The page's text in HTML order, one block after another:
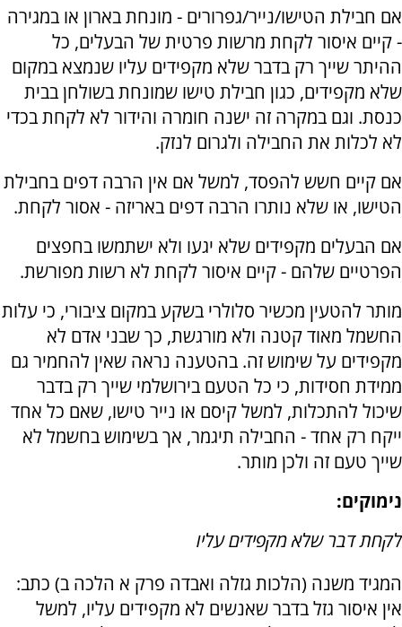
אם חבילת הטישו/נייר/גפרורים - מונחת בארון או במגירה
- קיים איסור לקחת מרשות פרטית של הבעלים, כל
ההיתר שייך רק בדבר שלא מקפידים עליו שנמצא במקום
שלא מקפידים, כגון חבילת טישו שמונחת בשולחן בבית
כנסת. וגם במקרה זה ישנה חומרה והידור לא לקחת בכדי
לא לכלות את החבילה ולגרום לנזק.
אם קיים חשש להפסד, למשל אם אין הרבה דפים בחבילת
הטישו, או שלא נותרו הרבה דפים באריזה - אסור לקחת.
אם הבעלים מקפידים שלא יגעו ולא ישתמשו בחפצים
הפרטיים שלהם - קיים איסור לקחת לא רשות מפורשת.
מותר להטעין מכשיר סלולרי בשקע במקום ציבורי, כי עלות
החשמל מאוד קטנה ולא מורגשת, כך שבני אדם לא
מקפידים על שימוש זה. בהטענה נראה שאין להחמיר גם
ממידת חסידות, כי כל הטעם בירושלמי שייך רק בדבר
שיכול להתכלות, למשל קיסם או נייר טישו, שאם כל אחד
ייקח רק אחד - החבילה תיגמר, אך בשימוש בחשמל לא
שייך טעם זה ולכן מותר.
נימוקים:
לקחת דבר שלא מקפידים עליו
המגיד משנה (הלכות גזלה ואבדה פרק א הלכה ב) כתב:
אין איסור גזל בדבר שאנשים לא מקפידים עליו, למשל